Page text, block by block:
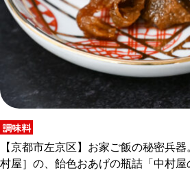
調味料
【京都市左京区】お家ご飯の秘密兵
村屋］の、飴色おあげの瓶詰「中村屋